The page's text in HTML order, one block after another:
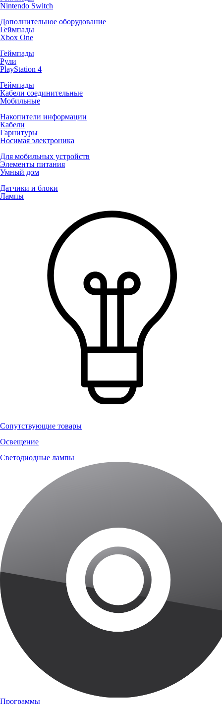
Nintendo Switch
Дополнительное оборудование
Геймпады
Xbox One
Геймпады
Рули
PlayStation 4
Геймпады
Кабели соединительные
Мобильные
Накопители информации
Кабели
Гарнитуры
Носимая электроника
Для мобильных устройств
Элементы питания
Умный дом
Датчики и блоки
Лампы
Сопутствующие товары
Освещение
Светодиодные лампы
Программы